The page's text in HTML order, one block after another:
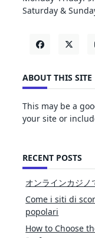
Saturday &
ABOUT THIS SITE
This may be a
your site or
RECENT POSTS
オンラインカジ
Come i siti di
popolari
How to Choose